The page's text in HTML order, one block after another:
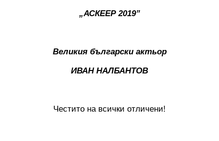
„АСКЕЕР 2019”
Великия български актьор
ИВАН НАЛБАНТОВ
Честито на всички отличени!